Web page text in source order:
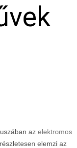
az elektromos
elemzi az